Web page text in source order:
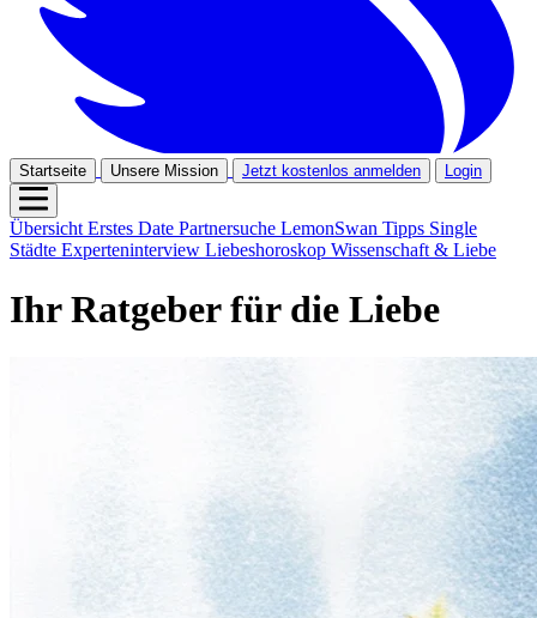
Startseite Unsere Mission Jetzt kostenlos anmelden Login
ÜbersichtErstes Date Partnersuche LemonSwan Tipps Single
Städte Experteninterview Liebeshoroskop Wissenschaft & Liebe
Ihr Ratgeber für die Liebe